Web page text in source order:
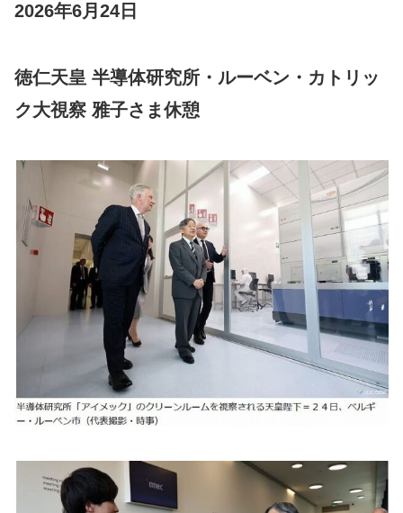
2026年6月24日
徳仁天皇 半導体研究所・ルーベン・カトリッ
ク大視察 雅子さま休憩